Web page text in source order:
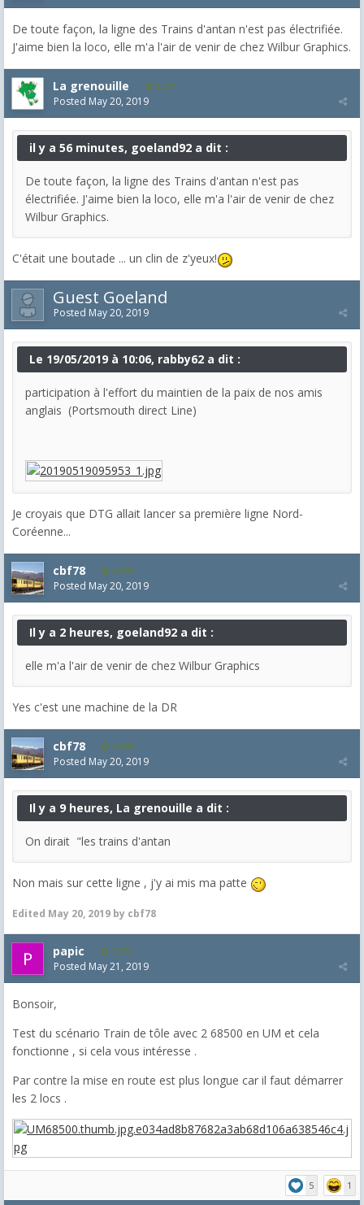
De toute façon, la ligne des Trains d'antan n'est pas électrifiée.
J'aime bien la loco, elle m'a l'air de venir de chez Wilbur Graphics.
La grenouille 3,271
Posted May 20, 2019
il y a 56 minutes, goeland92 a dit :
De toute façon, la ligne des Trains d'antan n'est pas
électrifiée. J'aime bien la loco, elle m'a l'air de venir de chez
Wilbur Graphics.
C'était une boutade ... un clin de z'yeux!
Guest Goeland
Posted May 20, 2019
Le 19/05/2019 à 10:06, rabby62 a dit :
participation à l'effort du maintien de la paix de nos amis
anglais (Portsmouth direct Line)
Je croyais que DTG allait lancer sa première ligne Nord-
Coréenne...
cbf78 4,099
Posted May 20, 2019
Il y a 2 heures, goeland92 a dit :
elle m'a l'air de venir de chez Wilbur Graphics
Yes c'est une machine de la DR
cbf78 4,099
Posted May 20, 2019
Il y a 9 heures, La grenouille a dit :
On dirait "les trains d'antan
Non mais sur cette ligne , j'y ai mis ma patte
Edited May 20, 2019 by cbf78
papic 1,372
Posted May 21, 2019
Bonsoir,
Test du scénario Train de tôle avec 2 68500 en UM et cela
fonctionne , si cela vous intéresse .
Par contre la mise en route est plus longue car il faut démarrer
les 2 locs .
5 1